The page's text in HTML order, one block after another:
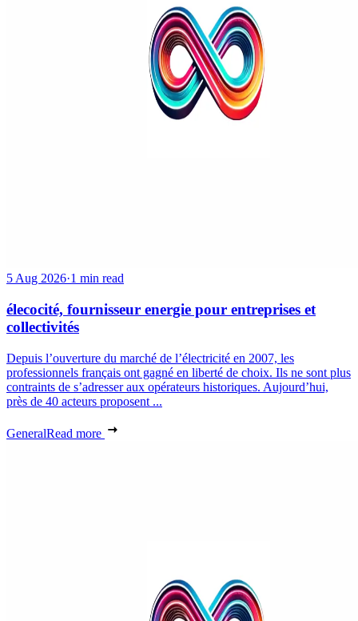
5 Aug 2026·1 min read
élecocité, fournisseur energie pour entreprises et
collectivités
Depuis l’ouverture du marché de l’électricité en 2007, les
professionnels français ont gagné en liberté de choix. Ils ne sont plus
contraints de s’adresser aux opérateurs historiques. Aujourd’hui,
près de 40 acteurs proposent ...
GeneralRead more